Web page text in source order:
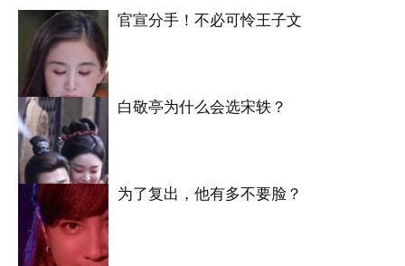
明星八卦
官宣分手！不必可怜王子文
明星八卦
白敬亭为什么会选宋轶？
为了复出，他有多不要脸？